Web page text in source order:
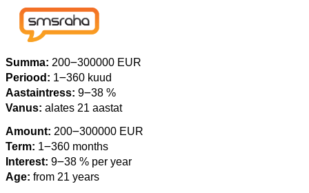
Summa: 200౼300000 EUR
Periood: 1౼360 kuud
Aastaintress: 9౼38 %
Vanus: alates 21 aastat
Amount: 200౼300000 EUR
Term: 1౼360 months
Interest: 9౼38 % per year
Age: from 21 years